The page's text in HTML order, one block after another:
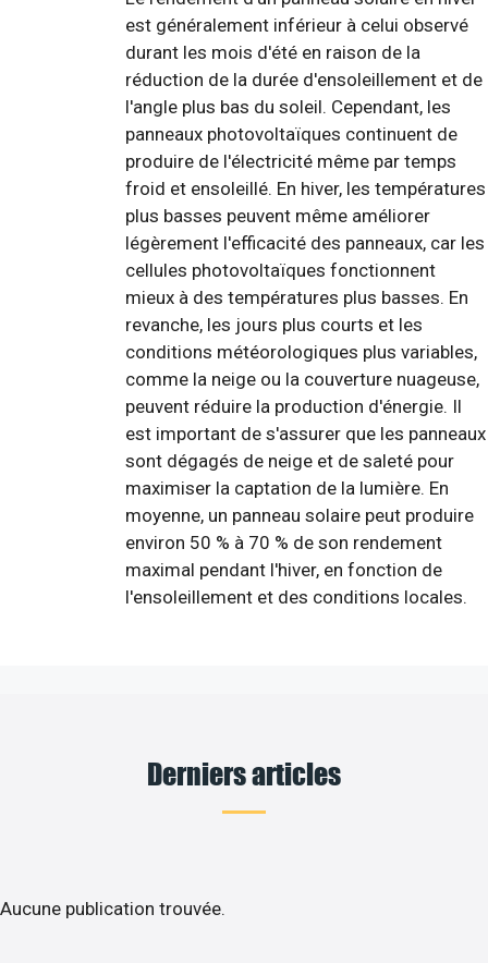
est généralement inférieur à celui observé
durant les mois d'été en raison de la
réduction de la durée d'ensoleillement et de
l'angle plus bas du soleil. Cependant, les
panneaux photovoltaïques continuent de
produire de l'électricité même par temps
froid et ensoleillé. En hiver, les températures
plus basses peuvent même améliorer
légèrement l'efficacité des panneaux, car les
cellules photovoltaïques fonctionnent
mieux à des températures plus basses. En
revanche, les jours plus courts et les
conditions météorologiques plus variables,
comme la neige ou la couverture nuageuse,
peuvent réduire la production d'énergie. Il
est important de s'assurer que les panneaux
sont dégagés de neige et de saleté pour
maximiser la captation de la lumière. En
moyenne, un panneau solaire peut produire
environ 50 % à 70 % de son rendement
maximal pendant l'hiver, en fonction de
l'ensoleillement et des conditions locales.
Derniers articles
Aucune publication trouvée.